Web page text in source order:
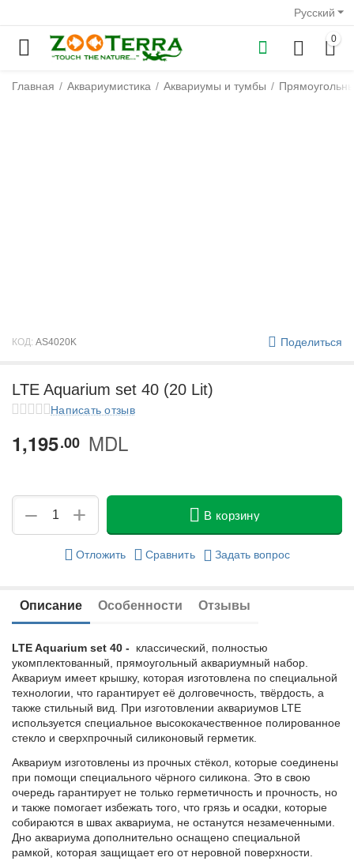
Русский
0
Главная / Аквариумистика / Аквариумы и тумбы /
КОД: AS4020K Поделиться
LTE Aquarium set 40 (20 Lit)
Написать отзыв
1,195 00 MDL
+
− В корзину
Отложить Сравнить Задать вопрос
Описание Особенности Отзывы
LTE Aquarium set 40 -
классический, полностью
укомплектованный, прямоугольный аквариумный набор.
Аквариум имеет крышку, которая изготовлена по специальной
технологии, что гарантирует её долговечность, твёрдость, а
также стильный вид. При изготовлении аквариумов LTE
используется специальное высококачественное полированное
стекло и сверхпрочный силиконовый герметик.
Аквариум изготовлены из прочных стёкол, которые соединены
при помощи специального чёрного силикона. Это в свою
очередь гарантирует не только герметичность и прочность, но
и также помогает избежать того, что грязь и осадки, которые
собираются в швах аквариума, не останутся незамеченными.
Дно аквариума дополнительно оснащено специальной
рамкой, которая защищает его от неровной поверхности.